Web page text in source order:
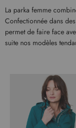
La parka femme
Confectionnée dans
permet de faire face
suite nos modèles